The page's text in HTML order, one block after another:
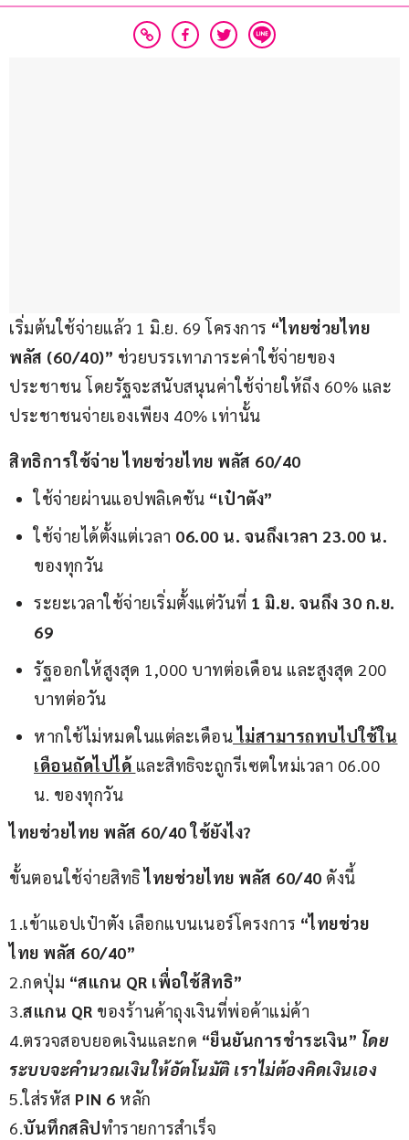
เริ่มต้นใช้จ่ายแล้ว 1 มิ.ย. 69 โครงการ “ไทยช่วยไทย
พลัส (60/40)” ช่วยบรรเทาภาระค่าใช้จ่ายของ
ประชาชน โดยรัฐจะสนับสนุนค่าใช้จ่ายให้ถึง 60% และ
ประชาชนจ่ายเองเพียง 40% เท่านั้น
สิทธิการใช้จ่าย ไทยช่วยไทย พลัส 60/40
ใช้จ่ายผ่านแอปพลิเคชัน “เป๋าตัง”
ใช้จ่ายได้ตั้งแต่เวลา 06.00 น. จนถึงเวลา 23.00 น.
ของทุกวัน
ระยะเวลาใช้จ่ายเริ่มตั้งแต่วันที่ 1 มิ.ย. จนถึง 30 ก.ย.
69
รัฐออกให้สูงสุด 1,000 บาทต่อเดือน และสูงสุด 200
บาทต่อวัน
หากใช้ไม่หมดในแต่ละเดือนไม่สามารถทบไปใช้ใน
เดือนถัดไปได้ และสิทธิจะถูกรีเซตใหม่เวลา 06.00
น. ของทุกวัน
ไทยช่วยไทย พลัส 60/40 ใช้ยังไง?
ขั้นตอนใช้จ่ายสิทธิ ไทยช่วยไทย พลัส 60/40 ดังนี้
1.เข้าแอปเป๋าตัง เลือกแบนเนอร์โครงการ “ไทยช่วย
ไทย พลัส 60/40”
2.กดปุ่ม “สแกน QR เพื่อใช้สิทธิ”
3.สแกน QR ของร้านค้าถุงเงินที่พ่อค้าแม่ค้า
4.ตรวจสอบยอดเงินและกด “ยืนยันการชำระเงิน” โดย
ระบบจะคำนวณเงินให้อัตโนมัติ เราไม่ต้องคิดเงินเอง
5.ใส่รหัส PIN 6 หลัก
6.บันทึกสลิปทำรายการสำเร็จ